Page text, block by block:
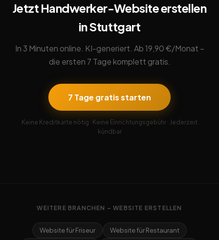
Jetzt Handwerker-Website erstellen
in Stuttgart
In 3 Minuten online. KI-generiert. Ab 19,90 €/Monat –
die ersten 7 Tage komplett gratis.
7 Tage gratis starten
Keine Kreditkarte nötig · Keine Einrichtungsgebühr · Jederzeit
kündbar
WEITERE BRANCHEN – WEBSITE ERSTELLEN
Website für Friseur
Website für Restaurant